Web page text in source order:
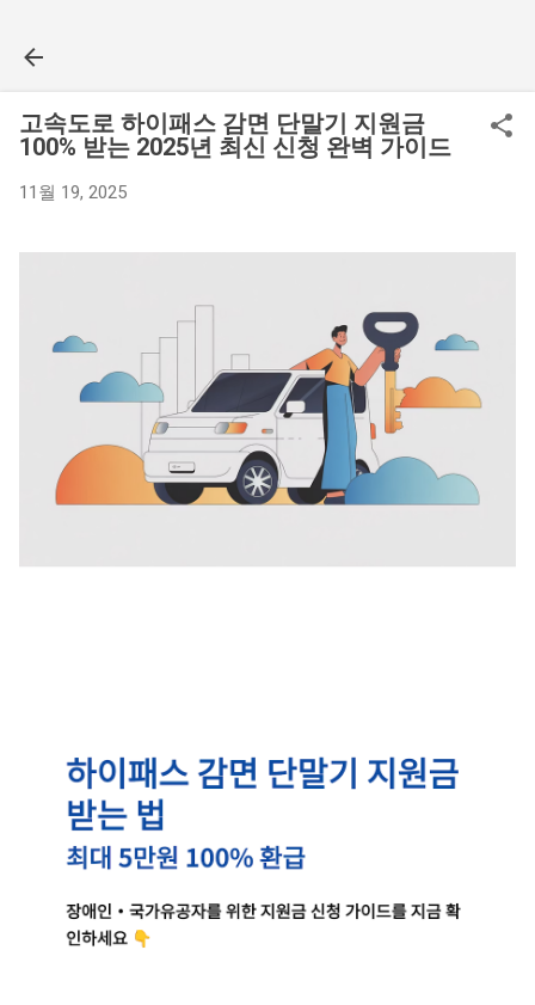
고속도로 하이패스 감면 단말기 지원금
100% 받는 2025년 최신 신청 완벽 가이드
11월 19, 2025